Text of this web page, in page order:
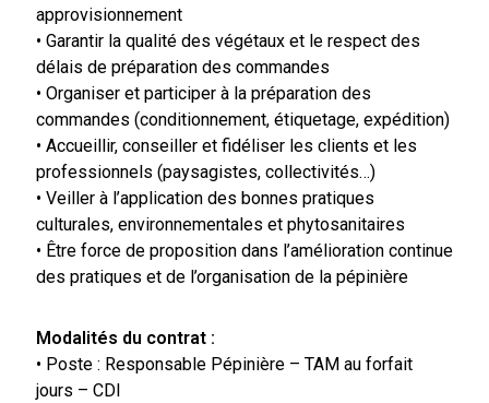
approvisionnement
• Garantir la qualité des végétaux et le respect des
délais de préparation des commandes
• Organiser et participer à la préparation des
commandes (conditionnement, étiquetage, expédition)
• Accueillir, conseiller et fidéliser les clients et les
professionnels (paysagistes, collectivités…)
• Veiller à l’application des bonnes pratiques
culturales, environnementales et phytosanitaires
• Être force de proposition dans l’amélioration continue
des pratiques et de l’organisation de la pépinière
Modalités du contrat :
• Poste : Responsable Pépinière – TAM au forfait
jours – CDI